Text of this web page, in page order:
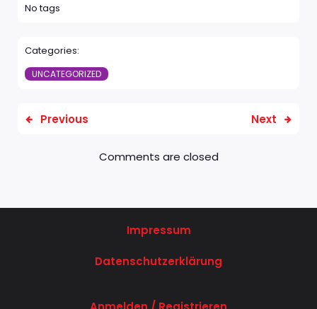
No tags
Categories:
UNCATEGORIZED
Previous Next
Comments are closed
Impressum
Datenschutzerklärung